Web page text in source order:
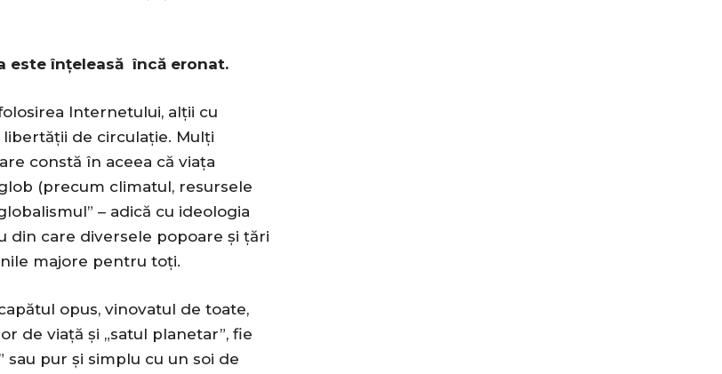
este înțeleasă încă eronat.
Internetului, alții cu
libertății de circulație. Mulți
constă în aceea că viața
(precum climatul, resursele
– adică cu ideologia
din care diversele popoare și țări
majore pentru toți.
opus, vinovatul de toate,
de viață și „satul planetar”, fie
sau pur și simplu cu un soi de